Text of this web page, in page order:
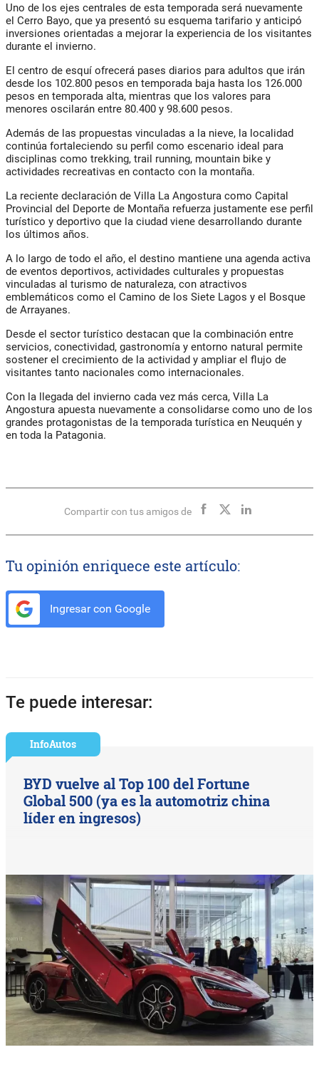
Uno de los ejes centrales de esta temporada será nuevamente
el Cerro Bayo, que ya presentó su esquema tarifario y anticipó
inversiones orientadas a mejorar la experiencia de los visitantes
durante el invierno.
El centro de esquí ofrecerá pases diarios para adultos que irán
desde los 102.800 pesos en temporada baja hasta los 126.000
pesos en temporada alta, mientras que los valores para
menores oscilarán entre 80.400 y 98.600 pesos.
Además de las propuestas vinculadas a la nieve, la localidad
continúa fortaleciendo su perfil como escenario ideal para
disciplinas como trekking, trail running, mountain bike y
actividades recreativas en contacto con la montaña.
La reciente declaración de Villa La Angostura como Capital
Provincial del Deporte de Montaña refuerza justamente ese perfil
turístico y deportivo que la ciudad viene desarrollando durante
los últimos años.
A lo largo de todo el año, el destino mantiene una agenda activa
de eventos deportivos, actividades culturales y propuestas
vinculadas al turismo de naturaleza, con atractivos
emblemáticos como el Camino de los Siete Lagos y el Bosque
de Arrayanes.
Desde el sector turístico destacan que la combinación entre
servicios, conectividad, gastronomía y entorno natural permite
sostener el crecimiento de la actividad y ampliar el flujo de
visitantes tanto nacionales como internacionales.
Con la llegada del invierno cada vez más cerca, Villa La
Angostura apuesta nuevamente a consolidarse como uno de los
grandes protagonistas de la temporada turística en Neuquén y
en toda la Patagonia.
Compartir con tus amigos de
Tu opinión enriquece este artículo:
Ingresar con Google
Te puede interesar:
InfoAutos
BYD vuelve al Top 100 del Fortune
Global 500 (ya es la automotriz china
líder en ingresos)